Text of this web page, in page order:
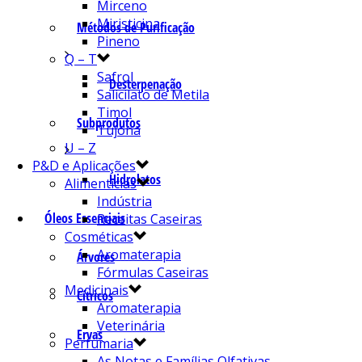
Métodos de Purificação
Desterpenação
Subprodutos
Hidrolatos
Óleos Essenciais
Árvores
Cítricos
Ervas
Mirceno
Miristicina
Pineno
Q – T
Safrol
Salicilato de Metila
Timol
Tujona
U – Z
P&D e Aplicações
Alimentícias
Indústria
Receitas Caseiras
Cosméticas
Aromaterapia
Fórmulas Caseiras
Medicinais
Aromaterapia
Veterinária
Perfumaria